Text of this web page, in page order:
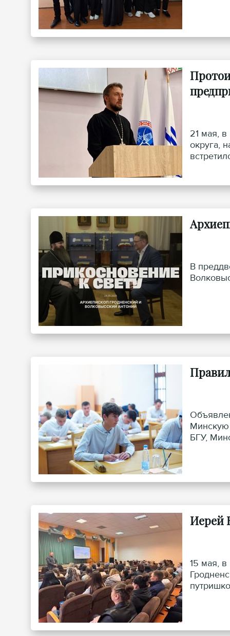
21 мая,
округа,
В
Минскую
БГУ,
Иерей
15 мая,